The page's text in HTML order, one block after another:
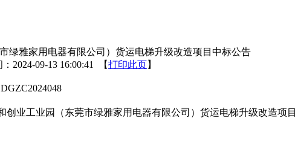
绿雅家用电器有限公司）货运电梯升级改造项目中标公告
2024-09-13 16:00:41 【打印此页】
创业工业园（东莞市绿雅家用电器有限公司）货运电梯升级改造项目